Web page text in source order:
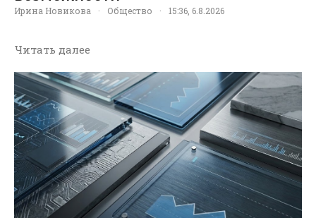
Ирина Новикова · Общество · 15:36, 6.8.2026
Читать далее